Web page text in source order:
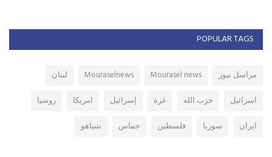
POPULAR TAGS
مراسل نيوز Mourasel news
Mouraselnews
لبنان
اسرائيل
حزب الله غزة إسرائيل امريكا
روسيا
ايران
سوريا فلسطين حماس نتنياهو